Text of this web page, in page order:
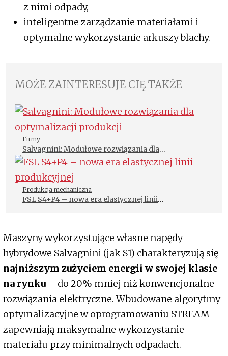
z nimi odpady,
inteligentne zarządzanie materiałami i
optymalne wykorzystanie arkuszy blachy.
MOŻE ZAINTERESUJE CIĘ TAKŻE
Firmy
Salvagnini: Modułowe rozwiązania dla
optymalizacji produkcji
Produkcja mechaniczna
FSL S4+P4 – nowa era elastycznej linii
Maszyny wykorzystujące własne napędy
hybrydowe Salvagnini (jak S1) charakteryzują się
najniższym zużyciem energii w swojej klasie
na rynku – do 20% mniej niż konwencjonalne
rozwiązania elektryczne. Wbudowane algorytmy
optymalizacyjne w oprogramowaniu STREAM
zapewniają maksymalne wykorzystanie
materiału przy minimalnych odpadach.